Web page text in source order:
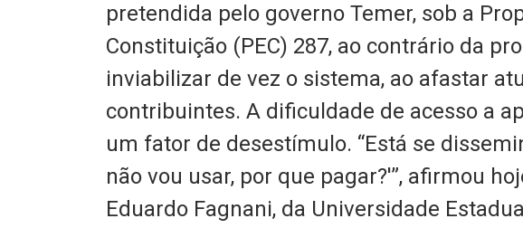
pretendida pelo governo Temer, sob a
Constituição (PEC) 287, ao contrário da
inviabilizar de vez o sistema, ao afastar
contribuintes. A dificuldade de acesso a
um fator de desestímulo. “Está se
não vou usar, por que pagar?'”, afirmou
Eduardo Fagnani, da Universidade